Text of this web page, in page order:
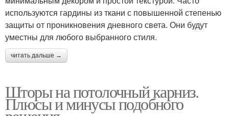
используются гардины из ткани с повышенной степенью
защиты от проникновения дневного света. Они будут
уместны для любого выбранного стиля.
читать дальше →
Шторы на потолочный карниз.
Плюсы и минусы подобного